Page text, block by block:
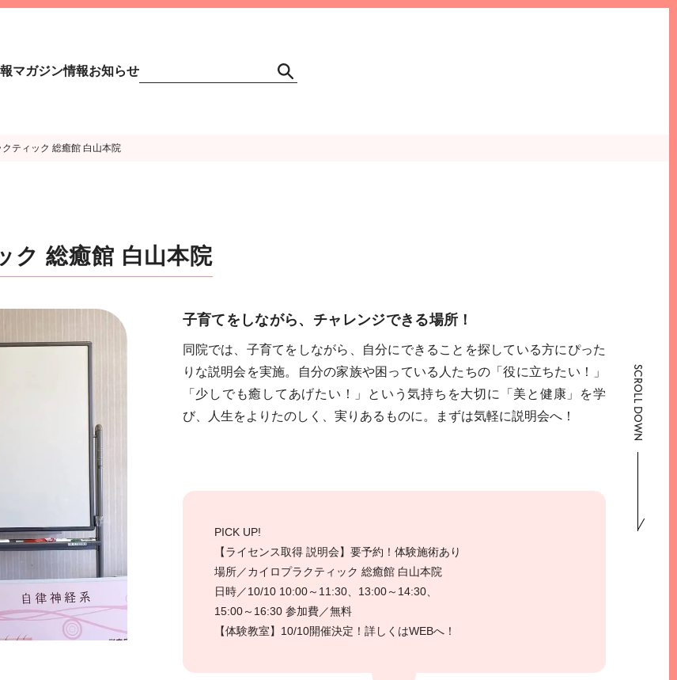
マガジン情報お知らせ
SCROLL DOWN
クティック 総癒館 白山本院
ク 総癒館 白山本院
子育てをしながら、チャレンジできる場所！
同院では、子育てをしながら、自分にできることを探している方にぴった
りな説明会を実施。自分の家族や困っている人たちの「役に立ちたい！」
「少しでも癒してあげたい！」という気持ちを大切に「美と健康」を学
び、人生をよりたのしく、実りあるものに。まずは気軽に説明会へ！
PICK UP!
【ライセンス取得 説明会】要予約！体験施術あり
場所／カイロプラクティック 総癒館 白山本院
日時／10/10 10:00～11:30、13:00～14:30、
15:00～16:30 参加費／無料
【体験教室】10/10開催決定！詳しくはWEBへ！